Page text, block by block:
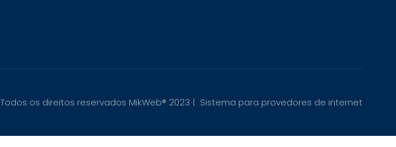
Todos os direitos reservados MikWeb® 2023 | Sistema para provedores de internet